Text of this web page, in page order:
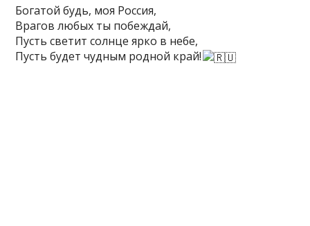
Богатой будь, моя Россия,
Врагов любых ты побеждай,
Пусть светит солнце ярко в небе,
Пусть будет чудным родной край!